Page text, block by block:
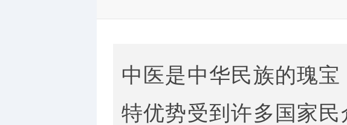
中医是中华民族的瑰
特优势受到许多国家